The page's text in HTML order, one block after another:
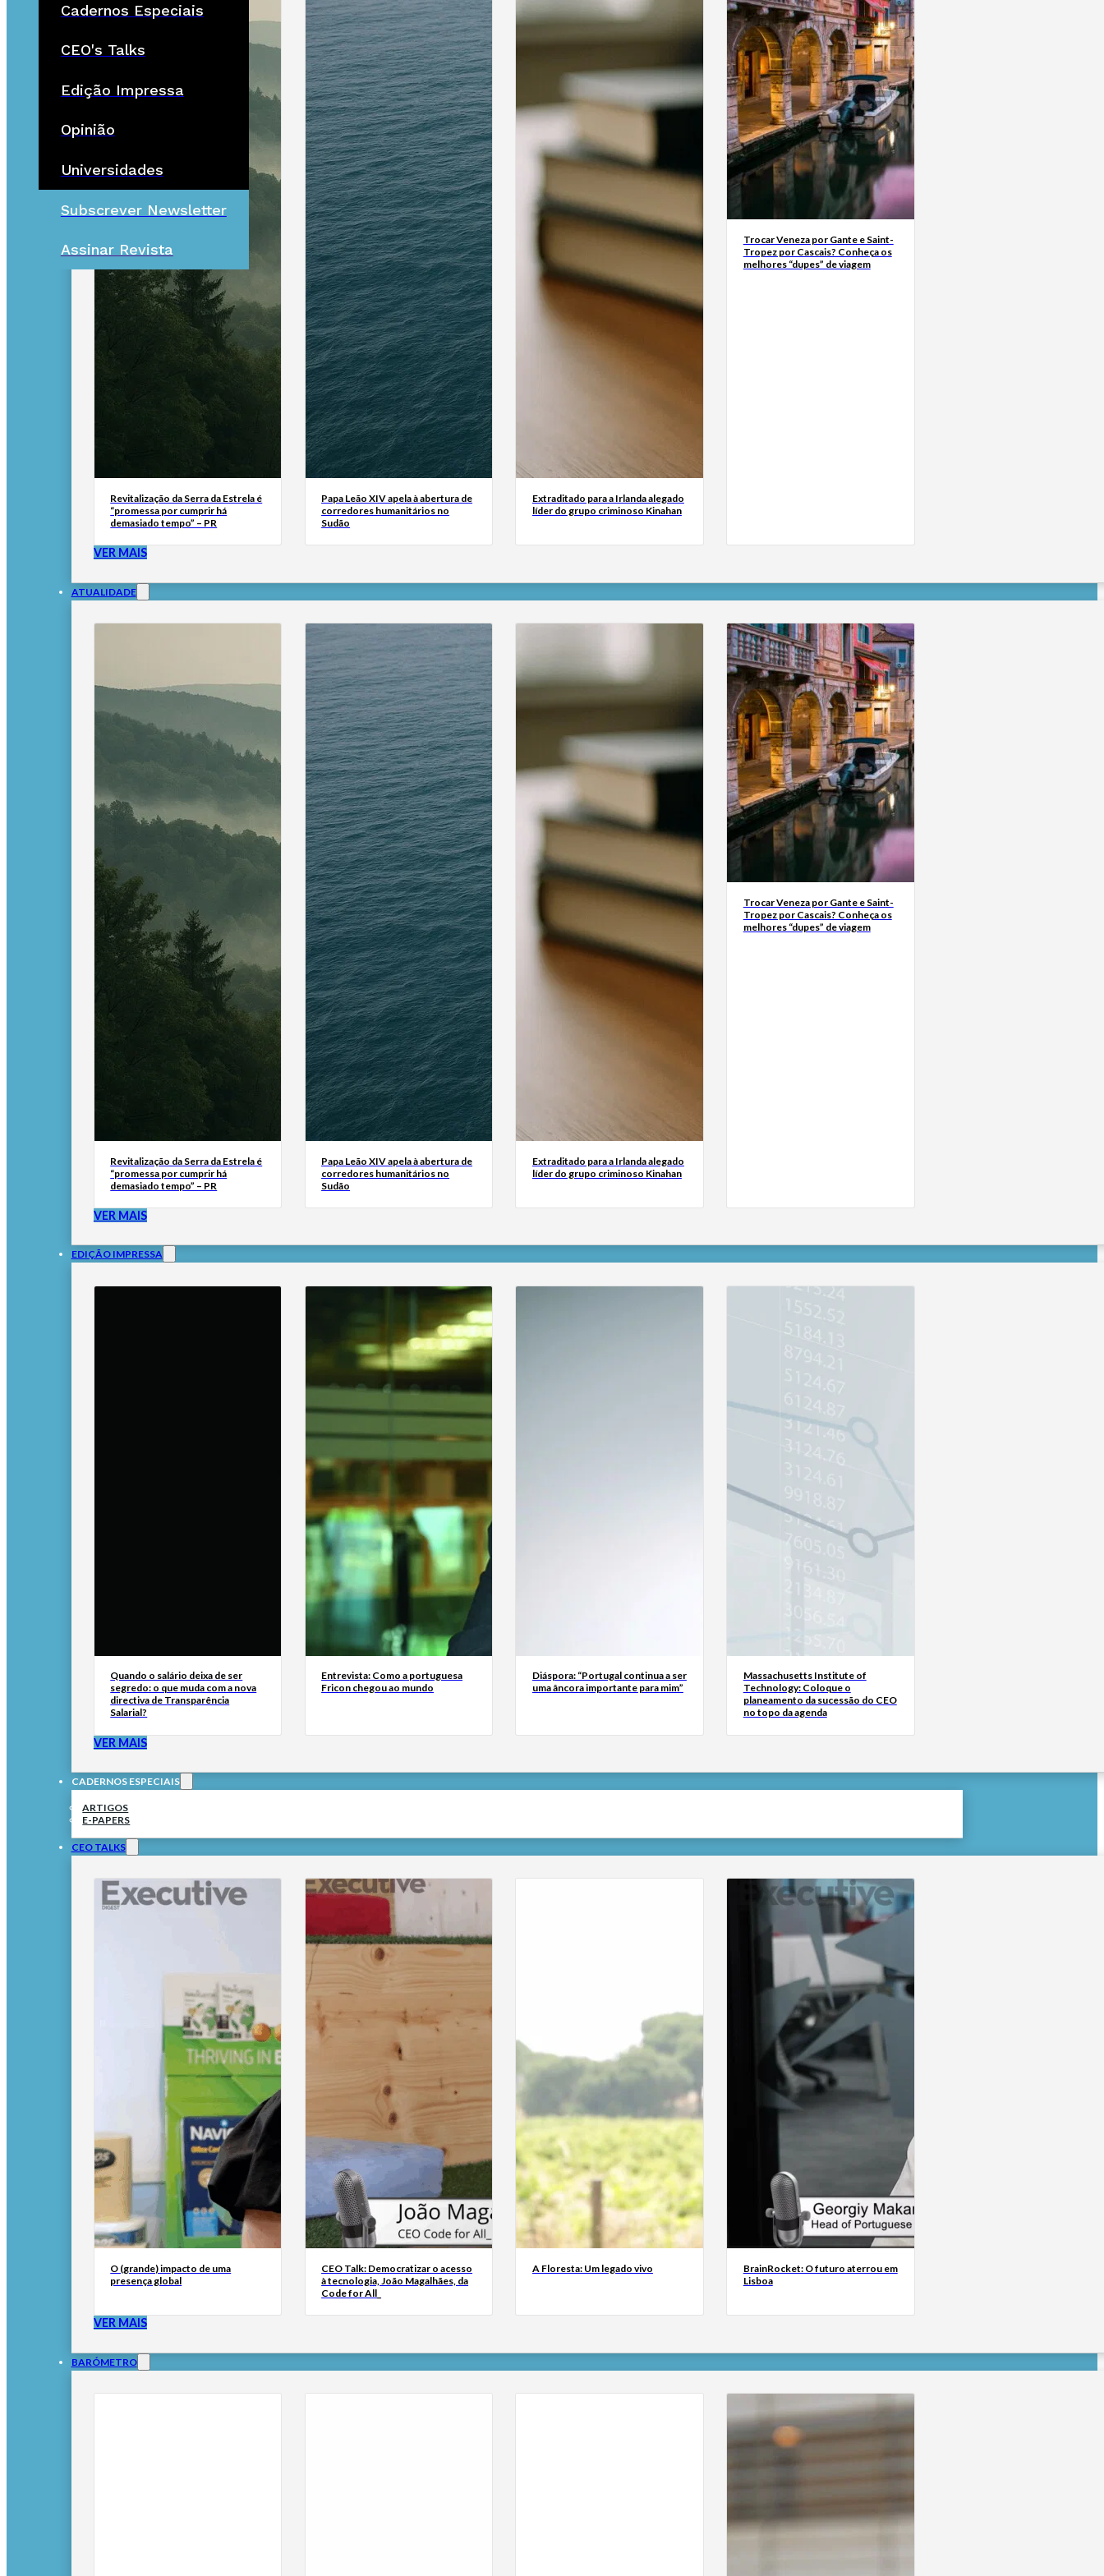
Cadernos Especiais
CEO's Talks
Edição Impressa
Opinião
Universidades
Subscrever Newsletter
Assinar Revista
Revitalização da Serra da Estrela é
“promessa por cumprir há
demasiado tempo” – PR
Papa Leão XIV apela à abertura de
corredores humanitários no
Sudão
Extraditado para a Irlanda alegado
líder do grupo criminoso Kinahan
Trocar Veneza por Gante e Saint-
Tropez por Cascais? Conheça os
melhores “dupes” de viagem
VER MAIS
ATUALIDADE
Revitalização da Serra da Estrela é
“promessa por cumprir há
demasiado tempo” – PR
Papa Leão XIV apela à abertura de
corredores humanitários no
Sudão
Extraditado para a Irlanda alegado
líder do grupo criminoso Kinahan
Trocar Veneza por Gante e Saint-
Tropez por Cascais? Conheça os
melhores “dupes” de viagem
VER MAIS
EDIÇÃO IMPRESSA
Quando o salário deixa de ser
segredo: o que muda com a nova
directiva de Transparência
Salarial?
Entrevista: Como a portuguesa
Fricon chegou ao mundo
Diáspora: “Portugal continua a ser
uma âncora importante para mim”
Massachusetts Institute of
Technology: Coloque o
planeamento da sucessão do CEO
no topo da agenda
VER MAIS
CADERNOS ESPECIAIS
ARTIGOS
E-PAPERS
CEO TALKS
O (grande) impacto de uma
presença global
CEO Talk: Democratizar o acesso
à tecnologia, João Magalhães, da
Code for All_
A Floresta: Um legado vivo
BrainRocket: O futuro aterrou em
Lisboa
VER MAIS
BARÓMETRO